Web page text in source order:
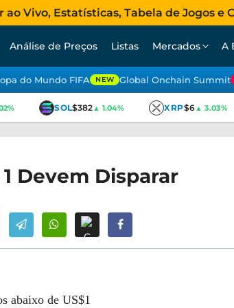
Vivo, Estatísticas, Tabela de Jogos e
Análise de Preços Listas Mercados A
do Mundo FIFA NEW Global Onchain Summit
SOL$382▲ 1.04% XRP$6▲ 3.03%
Devem Disparar
abaixo de US$1